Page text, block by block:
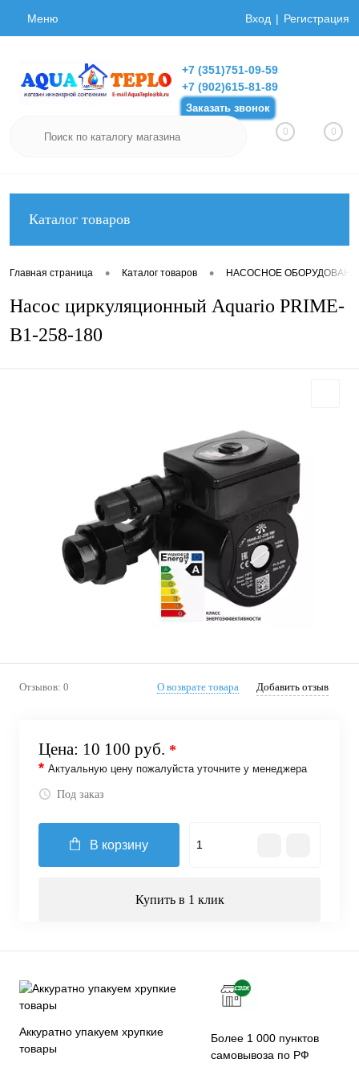
Меню Вход Регистрация
+7 (351)751-09-59
+7 (902)615-81-89
Заказать звонок
0 0
Каталог товаров
Главная страница • Каталог товаров • НАСОСНОЕ
Насос циркуляционный Aquario PRIME-
B1-258-180
Отзывов: 0 О возврате товара Добавить отзыв
Цена: 10 100 руб. *
* Актуальную цену пожалуйста уточните у менеджера
Под заказ
В корзину
Купить в 1 клик
Аккуратно упакуем хрупкие
товары
Более 1 000 пунктов
самовывоза по РФ